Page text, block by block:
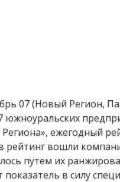
07 (Новый Регион,
ежегодный
рейтинг вошли
путем их
показатель в силу